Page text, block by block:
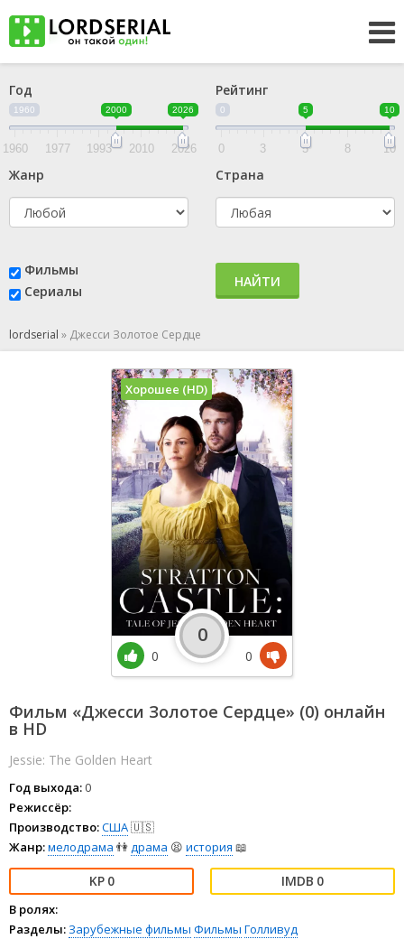
Год
1960 2000 2026
1960 1977 1993 2010 2026
Рейтинг
0 5 10
0 3 5 8 10
Жанр Страна
Фильмы
Сериалы
НАЙТИ
lordserial » Джесси Золотое Сердце
Фильм «Джесси Золотое Сердце» (0) онлайн
в HD
Jessie: The Golden Heart
Год выхода:0
Режиссёр:
Производство:США🇺🇸
Жанр:мелодрама 👫драма 😫 история 📖
0 0
В ролях:
Разделы: Зарубежные фильмы Фильмы Голливуд
Хорошее (HD)
0
0
0